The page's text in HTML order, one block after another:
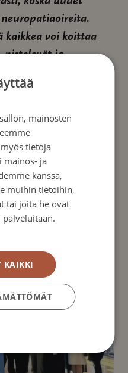
kaikkea voi koittaa
pistelevät ja
tämä oli tärkeää ,
neuropatioineen ja
– nyt oli
siitä on kantava.”
mainosten
tietoja
mainos- ja
kanssa,
muihin tietoihin,
tai joita he ovat
palveluitaan.
KAIKKI